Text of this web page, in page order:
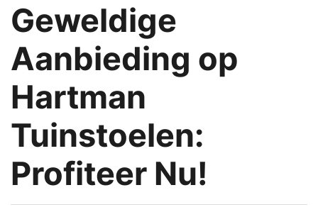
Geweldige
Aanbieding op
Hartman
Tuinstoelen:
Profiteer Nu!